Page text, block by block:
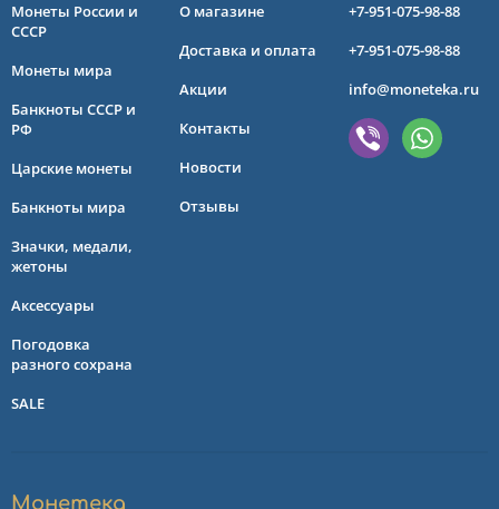
Монеты России и
СССР
Монеты мира
Банкноты СССР и
РФ
Царские монеты
Банкноты мира
Значки, медали,
жетоны
Аксессуары
Погодовка
разного сохрана
SALE
О магазине
Доставка и оплата
Акции
Контакты
Новости
Отзывы
+7-951-075-98-88
+7-951-075-98-88
info@moneteka.ru
Монетека